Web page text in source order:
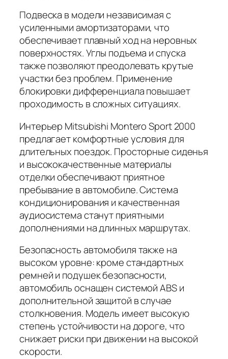
Подвеска в модели независимая с
усиленными амортизаторами, что
обеспечивает плавный ход на неровных
поверхностях. Углы подъема и спуска
также позволяют преодолевать крутые
участки без проблем. Применение
блокировки дифференциала повышает
проходимость в сложных ситуациях.
Интерьер Mitsubishi Montero Sport 2000
предлагает комфортные условия для
длительных поездок. Просторные сиденья
и высококачественные материалы
отделки обеспечивают приятное
пребывание в автомобиле. Система
кондиционирования и качественная
аудиосистема станут приятными
дополнениями на длинных маршрутах.
Безопасность автомобиля также на
высоком уровне: кроме стандартных
ремней и подушек безопасности,
автомобиль оснащен системой ABS и
дополнительной защитой в случае
столкновения. Модель имеет высокую
степень устойчивости на дороге, что
снижает риски при движении на высокой
скорости.